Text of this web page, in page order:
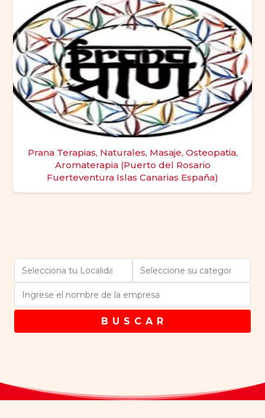
Prana Terapias, Naturales, Masaje, Osteopatia,
Aromaterapia (Puerto del Rosario
Fuerteventura Islas Canarias España)
B U S C A R